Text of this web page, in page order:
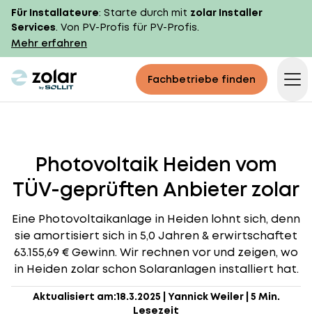
Für Installateure: Starte durch mit zolar Installer
Services. Von PV-Profis für PV-Profis.
Mehr erfahren
zolar logo Fachbetriebe finden
Photovoltaik Heiden vom
TÜV-geprüften Anbieter zolar
Eine Photovoltaikanlage in Heiden lohnt sich, denn
sie amortisiert sich in 5,0 Jahren & erwirtschaftet
63.155,69 € Gewinn. Wir rechnen vor und zeigen, wo
in Heiden zolar schon Solaranlagen installiert hat.
Aktualisiert am:18.3.2025 Yannick Weiler| 5 Min.
Lesezeit